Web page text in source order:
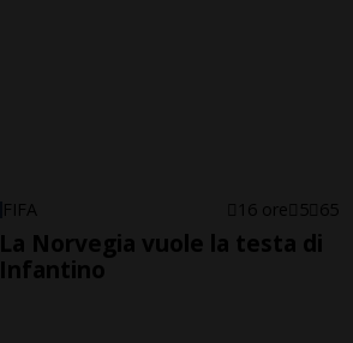
FIFA 16 ore 5 65
La Norvegia vuole la testa di
Infantino